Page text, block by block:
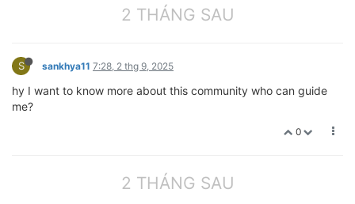
2 THÁNG SAU
S sankhya11 7:28, 2 thg 9, 2025
hy I want to know more about this community who can guide
me?
0
2 THÁNG SAU